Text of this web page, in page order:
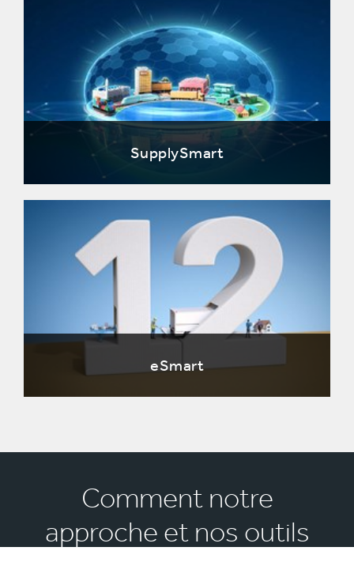
SupplySmart
eSmart
Comment notre
approche et nos outils